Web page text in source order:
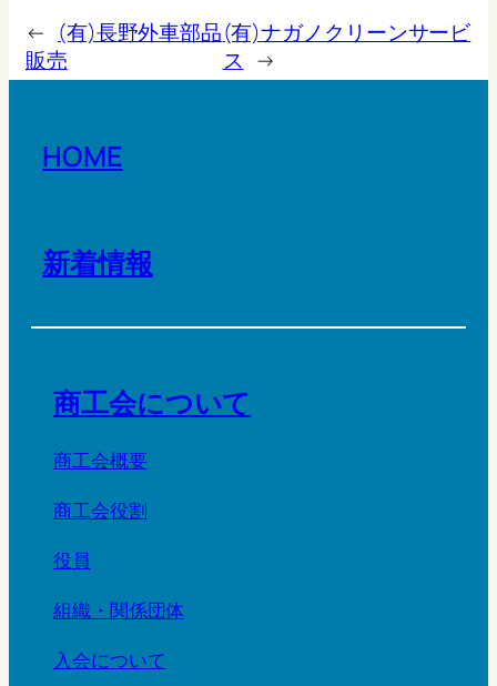
← (有)長野外車部品
販売
(有)ナガノクリーンサービ
ス →
HOME
新着情報
商工会について
商工会概要
商工会役割
役員
組織・関係団体
入会について